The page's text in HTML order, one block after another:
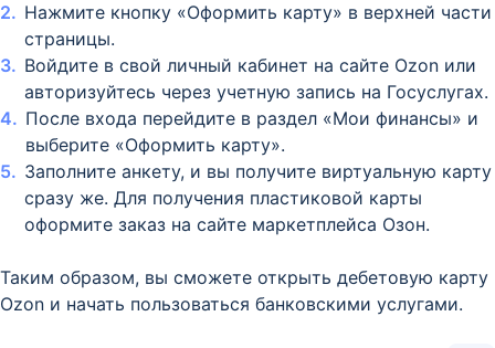
Нажмите кнопку «Оформить карту» в верхней части
страницы.
Войдите в свой личный кабинет на сайте Ozon или
авторизуйтесь через учетную запись на Госуслугах.
После входа перейдите в раздел «Мои финансы» и
выберите «Оформить карту».
Заполните анкету, и вы получите виртуальную карту
сразу же. Для получения пластиковой карты
оформите заказ на сайте маркетплейса Озон.
Таким образом, вы сможете открыть дебетовую карту
Ozon и начать пользоваться банковскими услугами.